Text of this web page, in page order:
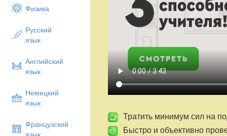
Физика
Русский
язык
Английский
язык
Немецкий
язык
Французский
язык
Тратить минимум сил на
Быстро и объективно